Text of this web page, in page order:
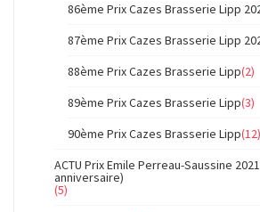
86ème Prix Cazes Brasserie Lipp
87ème Prix Cazes Brasserie Lipp
88ème Prix Cazes Brasserie Lipp(2)
89ème Prix Cazes Brasserie Lipp(3)
90ème Prix Cazes Brasserie Lipp(12)
ACTU Prix Emile Perreau-Saussine
anniversaire)
(5)